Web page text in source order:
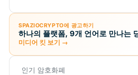
SPAZIOCRYPTO에 광고하기
하나의 플랫폼, 9개 언어로 만나는
미디어 킷 보기 →
인기 암호화폐